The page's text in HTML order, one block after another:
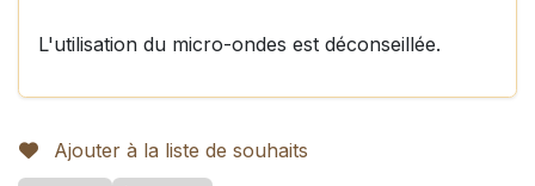
L'utilisation du micro-ondes est déconseillée.
Ajouter à la liste de souhaits